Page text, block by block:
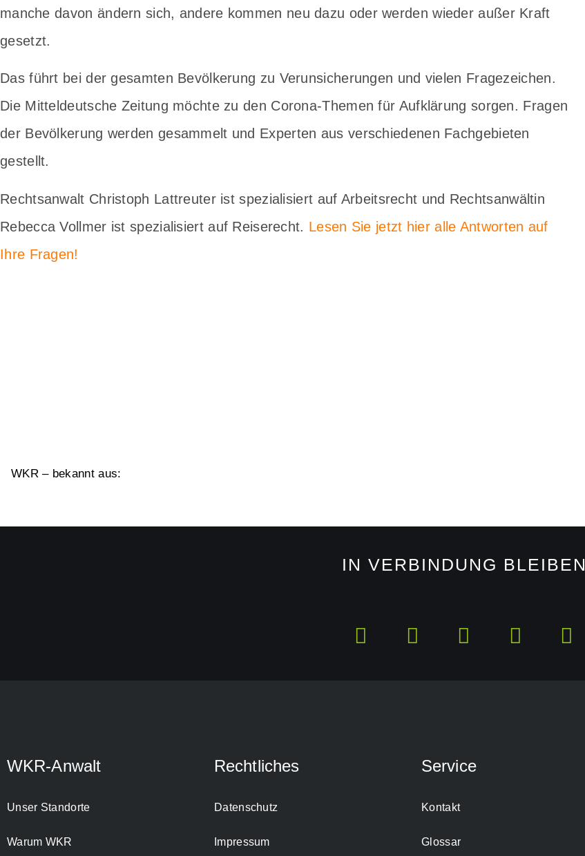
manche davon ändern sich, andere kommen neu dazu oder werden wieder außer Kraft
gesetzt.
Das führt bei der gesamten Bevölkerung zu Verunsicherungen und vielen Fragezeichen.
Die Mitteldeutsche Zeitung möchte zu den Corona-Themen für Aufklärung sorgen. Fragen
der Bevölkerung werden gesammelt und Experten aus verschiedenen Fachgebieten
gestellt.
Rechtsanwalt Christoph Lattreuter ist spezialisiert auf Arbeitsrecht und Rechtsanwältin
Rebecca Vollmer ist spezialisiert auf Reiserecht. Lesen Sie jetzt hier alle Antworten auf
Ihre Fragen!
WKR – bekannt aus:
IN VERBINDUNG BLEIBEN
WKR-Anwalt
Unser Standorte
Warum WKR
Rechtliches
Datenschutz
Impressum
Service
Kontakt
Glossar